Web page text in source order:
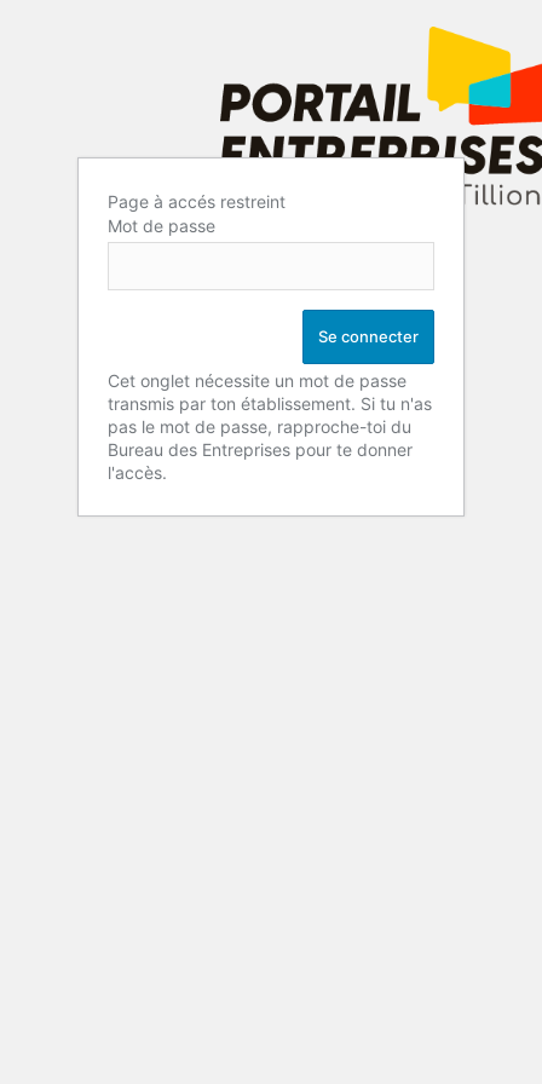
Page à accés restreint
Mot de passe
Cet onglet nécessite un mot de passe
transmis par ton établissement. Si tu n'as
pas le mot de passe, rapproche-toi du
Bureau des Entreprises pour te donner
l'accès.